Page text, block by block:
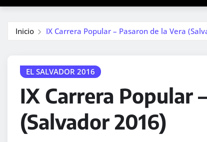
Inicio IX Carrera Popular – Pasaron de la Vera
EL SALVADOR 2016
IX Carrera Popular
(Salvador 2016)